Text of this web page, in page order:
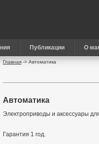
Публикации О
Главная -> Автоматика
Автоматика
Электроприводы и аксессуары
Гарантия 1 год.